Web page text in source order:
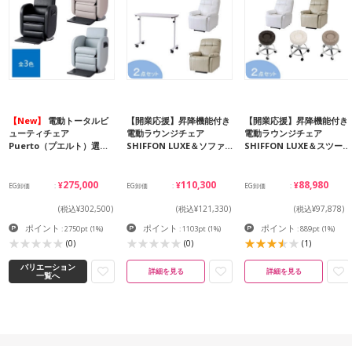
【New】
ューティチェア
Puerto（プエルト）選…
EG卸価 ¥275,000
(税込¥302,500)
ポイント : 2750pt (1%)
(0)
バリエーション
一覧へ
【開業応援】昇降機能付き
電動ラウンジチェア
SHIFFON LUXE＆ソファ…
EG卸価 ¥110,300
(税込¥121,330)
ポイント : 1103pt (1%)
(0)
詳細を見る
【開業応援】昇降機能付き
電動ラウンジチェア
SHIFFON LUXE＆スツー…
EG卸価 ¥88,980
(税込¥97,878)
ポイント : 889pt (1%)
(1)
詳細を見る